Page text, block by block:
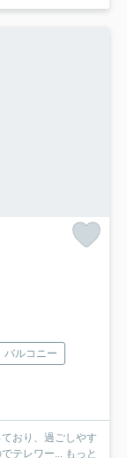
バルコニー
おり、過ごしやす
テレワー... もっと